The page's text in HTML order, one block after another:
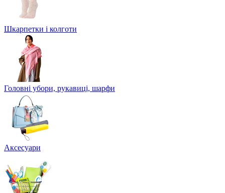
Шкарпетки і колготи
Головні убори, рукавиці, шарфи
Аксесуари